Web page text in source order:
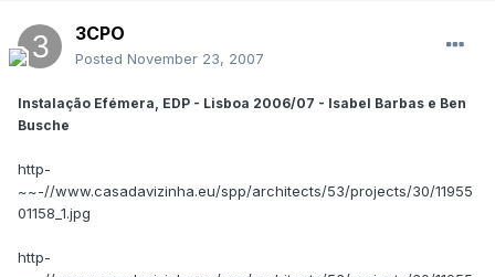
3CPO
Posted November 23, 2007
Instalação Efémera, EDP - Lisboa 2006/07 - Isabel Barbas e Ben
Busche
http-
~~-//www.casadavizinha.eu/spp/architects/53/projects/30/11955
01158_1.jpg
http-